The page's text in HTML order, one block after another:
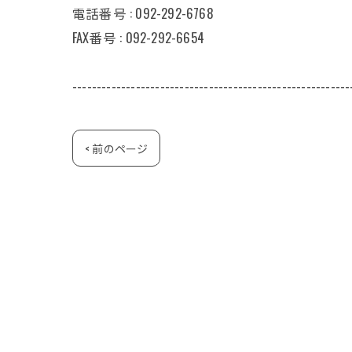
電話番号 : 092-292-6768
FAX番号 : 092-292-6654
< 前のページ